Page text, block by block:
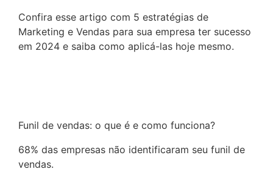
Confira esse artigo com 5 estratégias de
Marketing e Vendas para sua empresa ter sucesso
em 2024 e saiba como aplicá-las hoje mesmo.
Funil de vendas: o que é e como funciona?
68% das empresas não identificaram seu funil de
vendas.